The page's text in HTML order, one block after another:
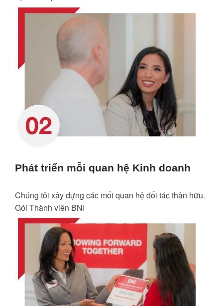
Phát triển mỗi quan hệ Kinh doanh
Chúng tôi xây dựng các mối quan hệ đối tác thân hữu.
Gói Thành viên BNI